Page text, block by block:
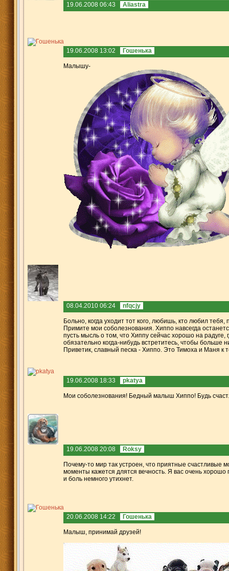
19.06.2008 06:43 Aliastra
19.06.2008 13:02 Гошенька
Малышу-
08.04.2010 06:24 nfqcjy
Больно, когда уходит тот кого, любишь, кто любил тебя,
Примите мои соболезнования. Хиппо навсегда
пусть мысль о том, что Хиппу сейчас хорошо на радуге,
обязательно когда-нибудь встретитесь, чтобы больше
Приветик, славный песка - Хиппо. Это Тимоха и Маня к
19.06.2008 18:33 pkatya
Мои соболезнования! Бедный малыш Хиппо! Будь
19.06.2008 20:08 Roksy
Почему-то мир так устроен, что приятные счастливые
моменты кажется длятся вечность. Я вас очень
и боль немного утихнет.
20.06.2008 14:22 Гошенька
Малыш, принимай друзей!